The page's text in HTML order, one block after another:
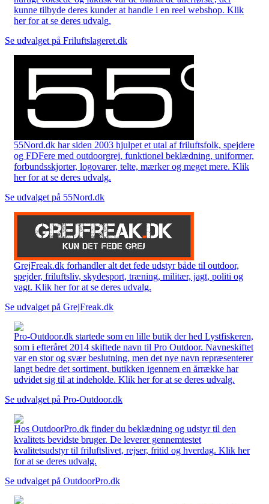
kunne tilbyde deres kunder at handle i en reel webshop. Klik
her for at se deres udvalg.
Se udvalget på Friluftslageret.dk
55Nord.dk har siden 2003 hjulpet et utal af friluftsfolk, spejdere
og FDFere med outdoorgrej, funktionel beklædning, uniformer,
forbundsskjorter, logovarer, telte, mærker og meget mere. Klik
her for at se deres udvalg.
Se udvalget på 55Nord.dk
GrejFreak.dk forhandler alt det fede udstyr både til outdoor,
spejder, friluftsliv, skydesport, træning, militær, jagt, politi og
vagt. Klik her for at se deres udvalg.
Se udvalget på GrejFreak.dk
Pro-Outdoor.dk startede som en lille butik der hed Lystfiskeren,
som i efteråret 2014 skiftede navn til Pro Outdoor. Navneskiftet
var en stor og svær beslutning, men det nye navn repræsenterer
langt bedre det sortiment, butikken igennem en årrække har
udvidet sig til at indeholde. Klik her for at se deres udvalg.
Se udvalget på Pro-Outdoor.dk
Hos OutdoorPro.dk finder du beklædning og udstyr til den
kvalitets bevidste bruger. De leverer gennemtestet
kvalitetsudstyr til friluftslivet, rejser, fritid og hverdag. Klik her
for at se deres udvalg.
Se udvalget på OutdoorPro.dk